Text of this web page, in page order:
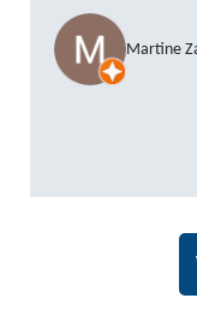
nous savons
GOT. Très
recommander
Martine